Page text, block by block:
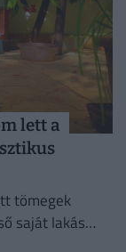
lett a
tömegek
saját lakás